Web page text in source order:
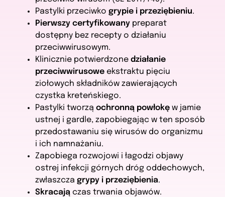
Pastylki przeciwkogrypie i przeziębieniu.
Pierwszy certyfikowany preparat
dostępny bez recepty o działaniu
przeciwwirusowym.
Klinicznie potwierdzonedziałanie
przeciwwirusowe ekstraktu pięciu
ziołowych składników zawierających
czystka kreteńskiego.
Pastylki tworzą ochronną powłokę w jamie
ustnej i gardle, zapobiegając w ten sposób
przedostawaniu się wirusów do organizmu
i ich namnażaniu.
Zapobiega rozwojowi i łagodzi objawy
ostrej infekcji górnych dróg oddechowych,
zwłaszczagrypy i przeziębienia.
Skracają czas trwania objawów.